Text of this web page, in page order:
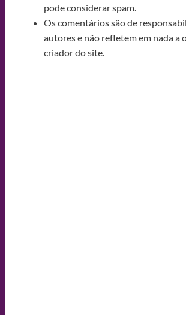
pode considerar spam.
Os comentários são de
autores e não refletem em nada a
criador do site.